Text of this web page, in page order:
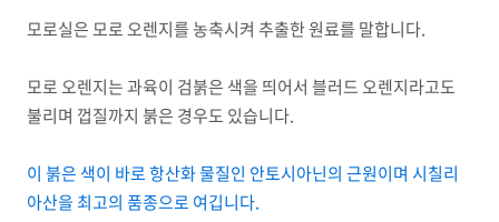
모로실은 모로 오렌지를 농축시켜 추출한 원료를 말합니다.
모로 오렌지는 과육이 검붉은 색을 띄어서 블러드 오렌지라고도
불리며 껍질까지 붉은 경우도 있습니다.
이 붉은 색이 바로 항산화 물질인 안토시아닌의 근원이며 시칠리
아산을 최고의 품종으로 여깁니다.